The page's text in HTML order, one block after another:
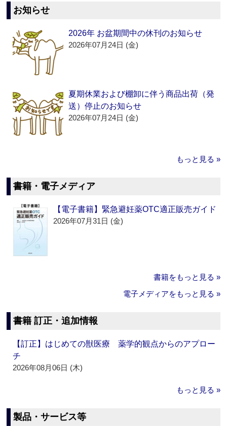
お知らせ
2026年 お盆期間中の休刊のお知らせ
2026年07月24日 (金)
夏期休業および棚卸に伴う商品出荷（発
送）停止のお知らせ
2026年07月24日 (金)
もっと見る »
書籍・電子メディア
【電子書籍】緊急避妊薬OTC適正販売ガイド
2026年07月31日 (金)
書籍をもっと見る »
電子メディアをもっと見る »
書籍 訂正・追加情報
【訂正】はじめての獣医療 薬学的観点からのアプロー
チ
2026年08月06日 (木)
もっと見る »
製品・サービス等